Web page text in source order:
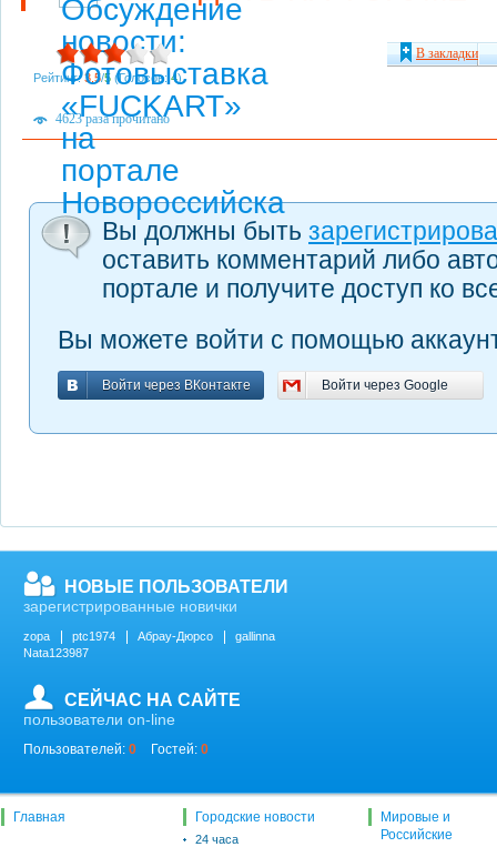
Рейтинг:3,5/5 (Голосов: 4)
В закладки
4623 раза прочитано
Вы должны быть
оставить комментарий либо
портале и получите доступ ко
Вы можете войти с помощью
Войти через ВКонтакте
Войти через ВКонтакте Войти через Google
Войти через Google
НОВЫЕ ПОЛЬЗОВАТЕЛИ
зарегистрированные новички
zopa ptc1974 Абрау-Дюрсо
gallinna
Nata123987
СЕЙЧАС НА САЙТЕ
пользователи on-line
Пользователей: 0 Гостей: 0
Главная Городские новости
24 часа
Мировые и
Российские